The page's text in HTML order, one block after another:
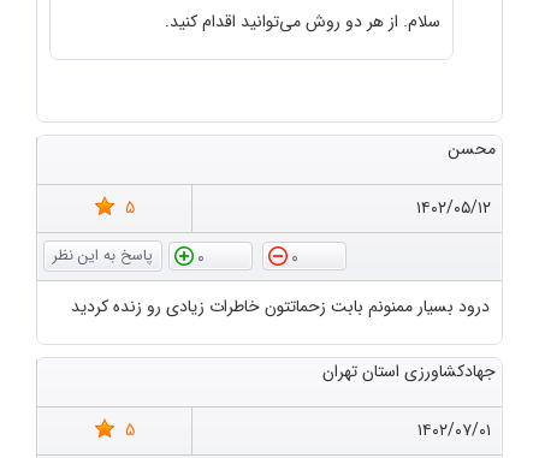
سلام. از هر دو روش می‌توانید اقدام کنید.
محسن
۱۴۰۲/۰۵/۱۲
5
0
0
درود بسیار ممنونم بابت زحماتتون خاطرات زیادی رو زنده کردید
جهادکشاورزی استان تهران
۱۴۰۲/۰۷/۰۱
5